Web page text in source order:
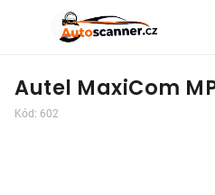
Autel MaxiCom
Kód: 602